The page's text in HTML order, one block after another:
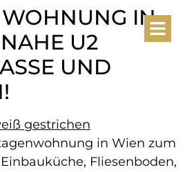
WOHNUNG IN
U2
UND A
in Wien zum
Fliesenboden,